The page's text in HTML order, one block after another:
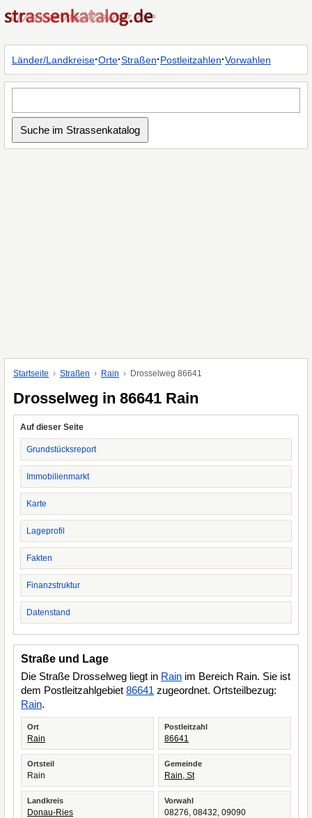
Länder/Landkreise·Orte·Straßen·Postleitzahlen·Vorwahlen
Startseite Straßen Rain Drosselweg 86641
Drosselweg in 86641 Rain
Auf dieser Seite
Grundstücksreport
Immobilienmarkt
Karte
Lageprofil
Fakten
Finanzstruktur
Datenstand
Straße und Lage
Die Straße Drosselweg liegt in Rain im Bereich Rain. Sie ist
dem Postleitzahlgebiet 86641 zugeordnet. Ortsteilbezug:
Rain.
Ort
Rain
Postleitzahl
86641
Ortsteil
Rain
Gemeinde
Rain, St
Landkreis
Donau-Ries
Vorwahl
08276, 08432, 09090